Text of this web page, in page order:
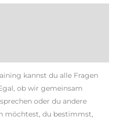
kannst du alle Fragen
ob wir gemeinsam
oder du andere
möchtest, du bestimmst,